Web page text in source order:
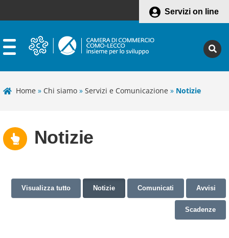
Servizi on line
Home » Chi siamo » Servizi e Comunicazione » Notizie
Notizie
Visualizza tutto Notizie Comunicati Avvisi
Scadenze